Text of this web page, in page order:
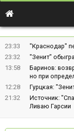
23:33
"Краснодар"
23:32
"Зенит"
13:58
Баринов:
но при
12:28
Гурцкая:
21:32
Источник:
Ливаю Гарсии